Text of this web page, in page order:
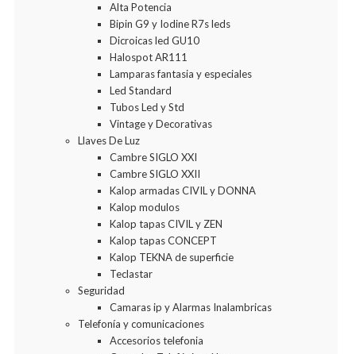
Alta Potencia
Bipin G9 y Iodine R7s leds
Dicroicas led GU10
Halospot AR111
Lamparas fantasia y especiales
Led Standard
Tubos Led y Std
Vintage y Decorativas
Llaves De Luz
Cambre SIGLO XXI
Cambre SIGLO XXII
Kalop armadas CIVIL y DONNA
Kalop modulos
Kalop tapas CIVIL y ZEN
Kalop tapas CONCEPT
Kalop TEKNA de superficie
Teclastar
Seguridad
Camaras ip y Alarmas Inalambricas
Telefonía y comunicaciones
Accesorios telefonia